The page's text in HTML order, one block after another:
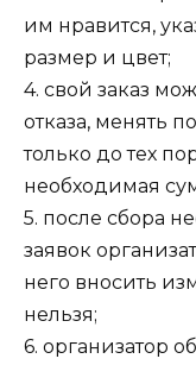
им нравится,
размер и цвет;
4. свой заказ
отказа, менять
только до тех
необходимая
5. после сбора
заявок
него вносить
нельзя;
6. организатор